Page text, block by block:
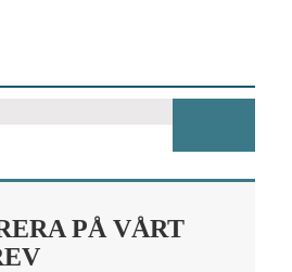
PÅ VÅRT